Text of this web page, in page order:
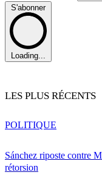
S'abonner
Loading...
LES PLUS RÉCENTS
Sánchez riposte contre
rétorsion
POLITIQUE